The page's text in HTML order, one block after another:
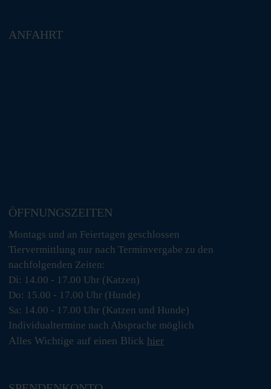
ANFAHRT
ÖFFNUNGSZEITEN
Montags und an Feiertagen geschlossen
Tiervermittlung nur nach Terminvergabe zu den
nachfolgenden Zeiten:
Di: 14.00 - 17.00 Uhr (Katzen)
Do: 15.00 - 17.00 Uhr (Hunde)
Sa: 14.00 - 17.00 Uhr (Katzen und Hunde)
Individualtermine nach Absprache möglich
Alles Wichtige auf einen Blick hier